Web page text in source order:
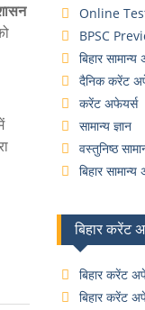
Online
BPSC
बिहार
दैनिक करेंट
करेंट अफेयर्स
सामान्य ज्ञान
वस्तुनिष्ठ
बिहार
बिहार करेंट
बिहार करेंट
बिहार करेंट